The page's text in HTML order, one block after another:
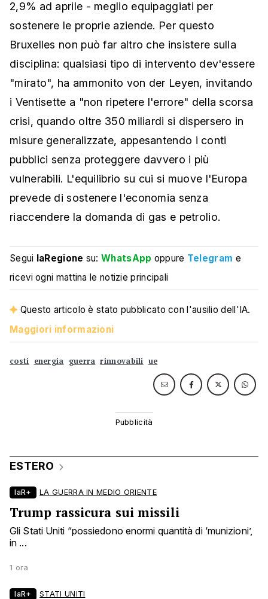
2,9% ad aprile - meglio equipaggiati per
sostenere le proprie aziende. Per questo
Bruxelles non può far altro che insistere sulla
disciplina: qualsiasi tipo di intervento dev'essere
"mirato", ha ammonito von der Leyen, invitando
i Ventisette a "non ripetere l'errore" della scorsa
crisi, quando oltre 350 miliardi si dispersero in
misure generalizzate, appesantendo i conti
pubblici senza proteggere davvero i più
vulnerabili. L'equilibrio su cui si muove l'Europa
prevede di sostenere l'economia senza
riaccendere la domanda di gas e petrolio.
Segui laRegione su:WhatsApp oppure Telegram e
ricevi ogni mattina le notizie principali
Questo articolo è stato pubblicato con l'ausilio dell'IA.
Maggiori informazioni
costi energia guerra rinnovabili ue
ESTERO
laR+ LA GUERRA IN MEDIO ORIENTE
Trump rassicura sui missili
Gli Stati Uniti “possiedono enormi quantità di ‘munizioni’,
in ...
1 ora
laR+ STATI UNITI